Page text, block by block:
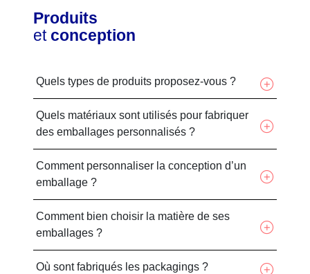
Produits
et conception
Quels types de produits proposez-vous ?
Quels matériaux sont utilisés pour fabriquer
des emballages personnalisés ?
Comment personnaliser la conception d’un
emballage ?
Comment bien choisir la matière de ses
emballages ?
Où sont fabriqués les packagings ?